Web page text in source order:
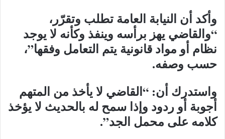
وأكد أن النيابة العامة تطلب وتقرّر،
“والقاضي يهز برأسه وينفذ وكأنه لا يوجد
نظام أو مواد قانونية يتم التعامل وفقها”،
حسب وصفه.
واستدرك أن: “القاضي لا يأخذ من المتهم
أجوبة أو ردود وإذا سمح له بالحديث لا يؤخذ
كلامه على محمل الجد”.